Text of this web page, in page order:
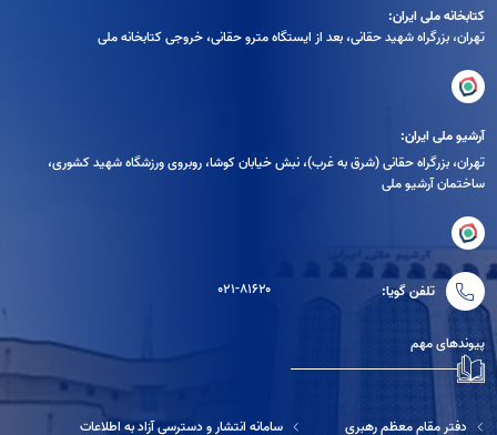
کتابخانه ملی ایران:
تهران، بزرگراه شهيد حقانی، بعد از ايستگاه مترو حقانی، خروجی كتابخانه ملی
آرشیو ملی ایران:
تهران، بزرگراه حقانی (شرق به غرب)، نبش خیابان کوشا، روبروی ورزشگاه شهید کشوری،
ساختمان آرشیو ملی
تلفن گویا: ۰۲۱-۸۱۶۲۰
پیوندهای مهم
دفتر مقام معظم رهبری سامانه انتشار و دسترسی آزاد به اطلاعات